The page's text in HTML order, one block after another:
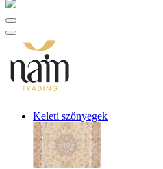
Keleti szőnyegek